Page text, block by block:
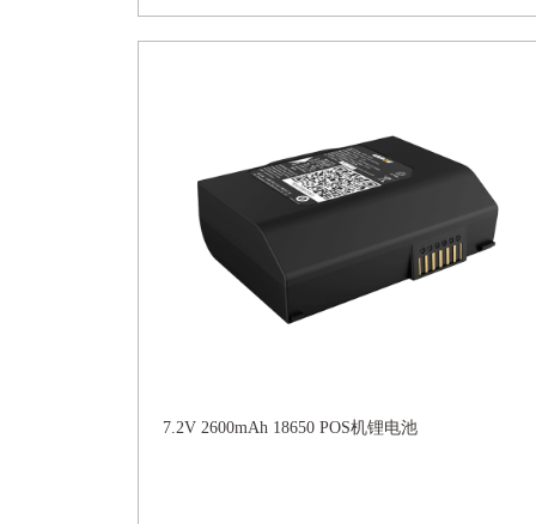
7.2V 2600mAh 18650 POS机锂电池